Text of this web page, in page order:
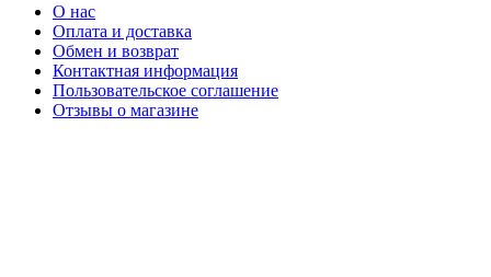
О нас
Оплата и доставка
Обмен и возврат
Контактная информация
Пользовательское соглашение
Отзывы о магазине